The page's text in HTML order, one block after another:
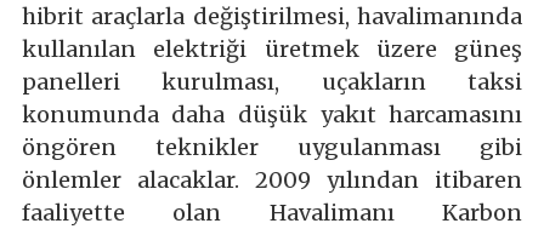
hibrit araçlarla değiştirilmesi, havalimanında
kullanılan elektriği üretmek üzere güneş
panelleri kurulması, uçakların taksi
konumunda daha düşük yakıt harcamasını
öngören teknikler uygulanması gibi
önlemler alacaklar. 2009 yılından itibaren
faaliyette olan Havalimanı Karbon